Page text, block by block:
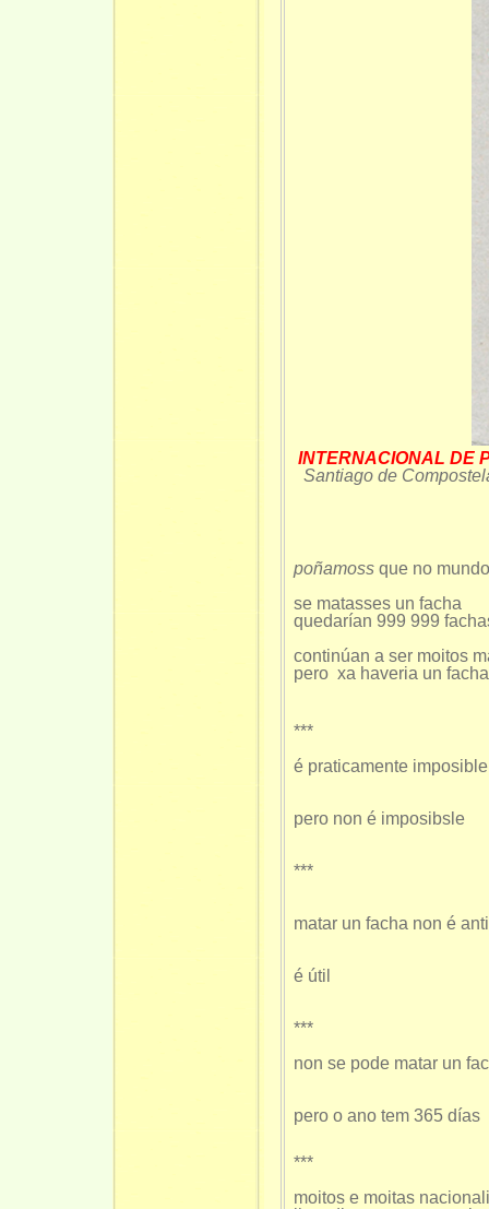
INTERNACIONAL DE
Santiago de
poñamoss que no
se matasses un facha
quedarían 999 999
continúan a ser moitos
pero xa haveria un
***
é praticamente
pero non é imposibsle
***
matar un facha non é
é útil
***
non se pode matar un
pero o ano tem 365 días
***
moitos e moitas